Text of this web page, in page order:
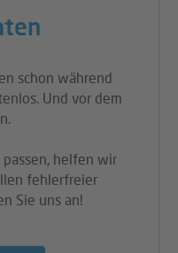
schon während
Und vor dem
helfen wir
fehlerfreier
Sie uns an!